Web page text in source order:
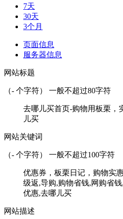
7天
30天
3个月
页面信息
服务器信息
网站标题
（- 个字符） 一般不超过80字符
去哪儿买首页-购物用板栗，
儿买
网站关键词
（- 个字符） 一般不超过100字符
优惠券，板栗日记，购物实
级返,导购,购物省钱,网购省
优惠,去哪儿买
网站描述